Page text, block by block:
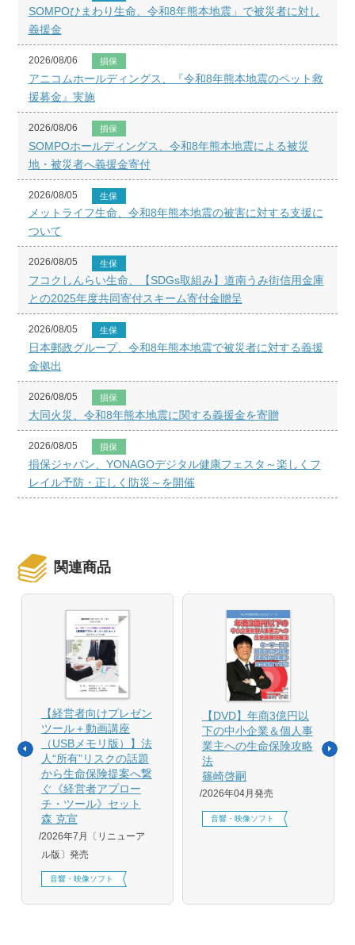
SOMPOひまわり生命、令和8年熊本地震」で被災者に対し
義援金
2026/08/06 損保
アニコムホールディングス、『令和8年熊本地震のペット救
援募金』実施
2026/08/06 損保
SOMPOホールディングス、令和8年熊本地震による被災
地・被災者へ義援金寄付
2026/08/05 生保
メットライフ生命、令和8年熊本地震の被害に対する支援に
ついて
2026/08/05 生保
フコクしんらい生命、【SDGs取組み】道南うみ街信用金庫
との2025年度共同寄付スキーム寄付金贈呈
2026/08/05 生保
日本郵政グループ、令和8年熊本地震で被災者に対する義援
金拠出
2026/08/05 損保
大同火災、令和8年熊本地震に関する義援金を寄贈
2026/08/05 損保
損保ジャパン、YONAGOデジタル健康フェスタ～楽しくフ
レイル予防・正しく防災～を開催
関連商品
【経営者向けプレゼン
ツール＋動画講座
（USBメモリ版）】法
人“所有”リスクの話題
から生命保険提案へ繋
ぐ《経営者アプロー
チ・ツール》セット
森 克宣
2026年7月〔リニューア
ル版〕発売
音響・映像ソフト
【DVD】年商3億円以
下の中小企業＆個人事
業主への生命保険攻略
法
篠崎啓嗣
2026年04月発売
音響・映像ソフト